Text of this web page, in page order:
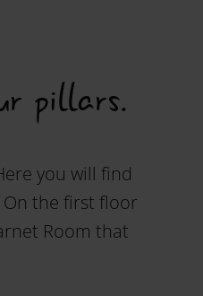
pillars.
you will find
the first floor
Room that